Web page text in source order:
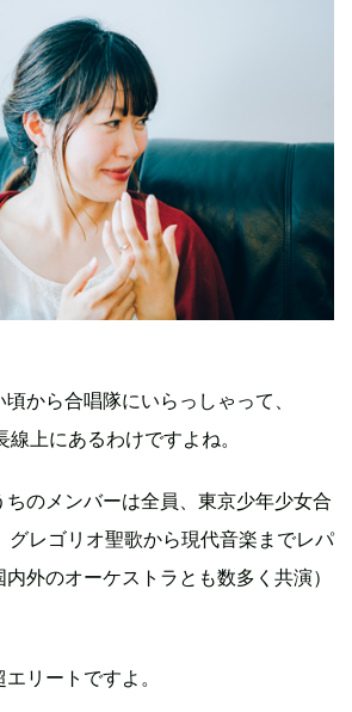
から合唱隊にいらっしゃって、
上にあるわけですよね。
ちのメンバーは全員、東京少年少女合
グレゴリオ聖歌から現代音楽までレパ
外のオーケストラとも数多く共演）
リートですよ。